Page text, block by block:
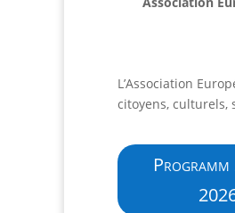
L’Association
citoyens, culturels,